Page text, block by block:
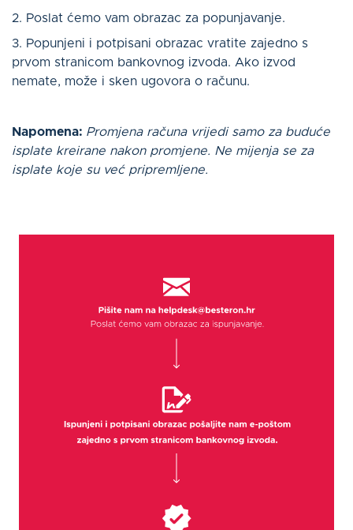
2. Poslat ćemo vam obrazac za popunjavanje.
3. Popunjeni i potpisani obrazac vratite zajedno s
prvom stranicom bankovnog izvoda. Ako izvod
nemate, može i sken ugovora o računu.
Napomena: Promjena računa vrijedi samo za buduće
isplate kreirane nakon promjene. Ne mijenja se za
isplate koje su već pripremljene.